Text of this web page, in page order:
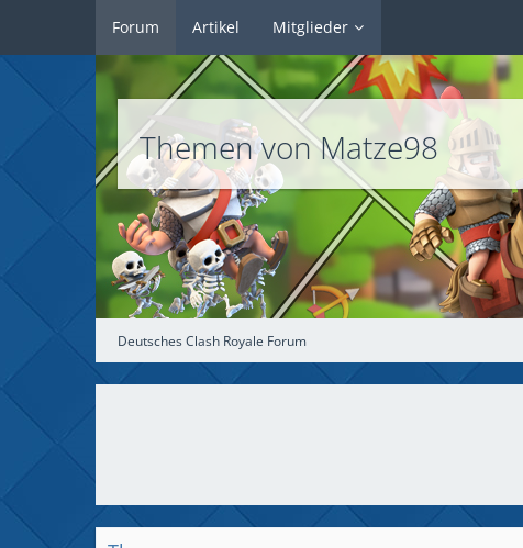
Forum Artikel Mitglieder
Deutsches Clash Royale Forum
Themen von Matze98